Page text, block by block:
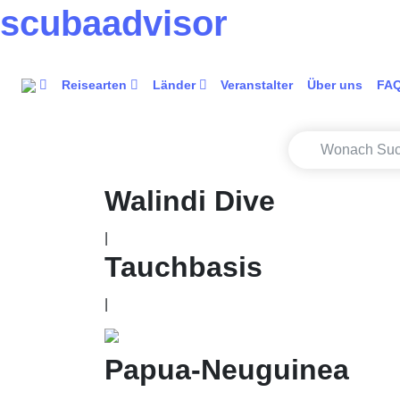
scubaadvisor
Reisearten Länder Veranstalter Über uns
Walindi Dive
Tauchbasis
Papua-Neuguinea